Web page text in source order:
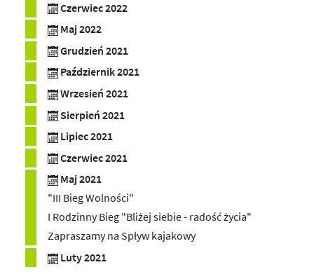
Czerwiec 2022
Maj 2022
Grudzień 2021
Październik 2021
Wrzesień 2021
Sierpień 2021
Lipiec 2021
Czerwiec 2021
Maj 2021
"III Bieg Wolności"
I Rodzinny Bieg "Bliżej siebie - radość życia"
Zapraszamy na Spływ kajakowy
Luty 2021